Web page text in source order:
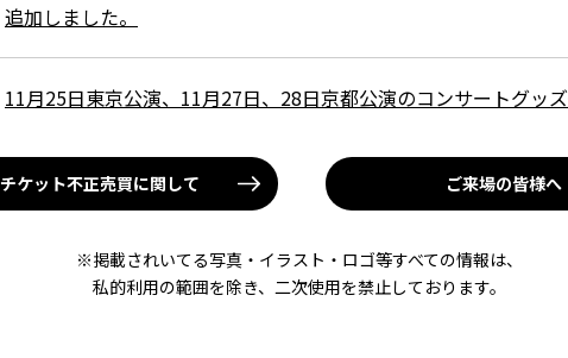
追加しました。
11月25日東京公演、11月27日、28日京都公演のコンサートグッ
「マキハラボ」サポートメンバー発表！
一部グッズの先行通信販売について（FC限定）
チケット不正売買に関して ご来場の皆様へ
※掲載されいてる写真・イラスト・ロゴ等すべての情報は、
私的利用の範囲を除き、二次使用を禁止しております。